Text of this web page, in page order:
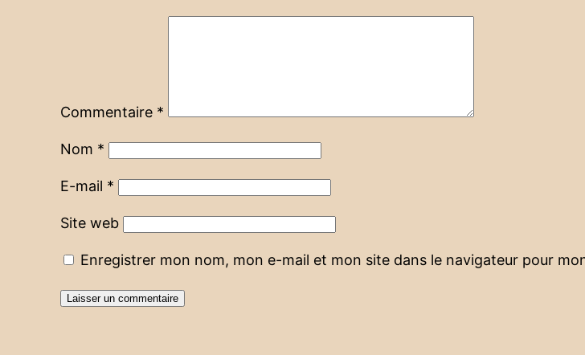
Commentaire *
Nom *
E-mail *
Site web
Enregistrer mon nom, mon e-mail et mon site dans le navigateur pour